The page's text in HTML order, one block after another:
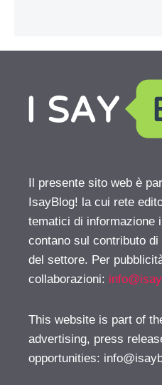
Il presente sito web è
IsayBlog! la cui rete
tematici di informazione
contano sul contributo
del settore. Per
collaborazioni:
This website is part of
advertising, press
opportunities: